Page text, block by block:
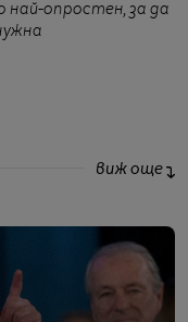
опростен, за да
виж още